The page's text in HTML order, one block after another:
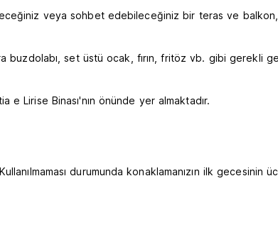
veya sohbet edebileceğiniz bir teras ve
buzdolabı, set üstü ocak, fırın, fritöz vb. gibi gerekli
Lirise Binası'nın önünde yer almaktadır.
durumunda konaklamanızın ilk gecesinin